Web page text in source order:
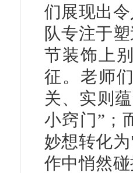
们展现出
队专注于
节装饰上
征。老师
关、实则
小窍门”；
妙想转化
作中悄然